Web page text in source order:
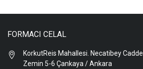
FORMACI CELAL
KorkutReis Mahallesi. Necatibey
Zemin 5-6 Çankaya / Ankara